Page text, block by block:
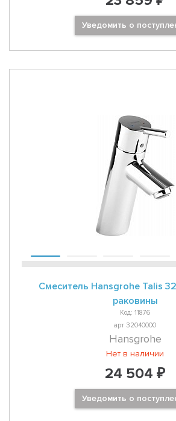
Уведомить о
Смеситель Hansgrohe Talis
раковины
Код: 11876
арт 32040000
Hansgrohe
Нет в наличии
24 504 ₽
Уведомить о